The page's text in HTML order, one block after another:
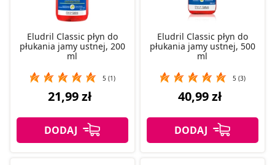
Eludril Classic płyn do
płukania jamy ustnej, 200
ml
5 (1)
21,99 zł
Eludril Classic płyn do
płukania jamy ustnej, 500
ml
5 (3)
40,99 zł